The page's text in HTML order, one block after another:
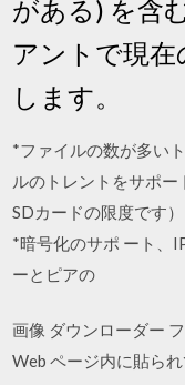
がある) を含
アントで現
します。
*ファイルの数が多い
ルのトレントをサポ
SDカードの限度です
*暗号化のサポ ート、
ーとピアの
画像 ダウンローダー
Web ページ内に貼ら